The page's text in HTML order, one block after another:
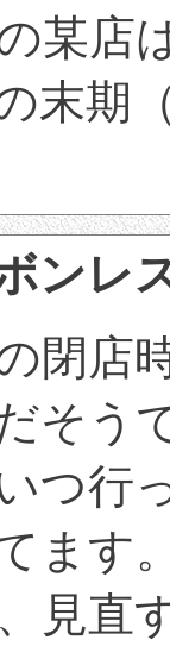
某店
末期
ンレ
閉店
そう
つ行
ます
見直